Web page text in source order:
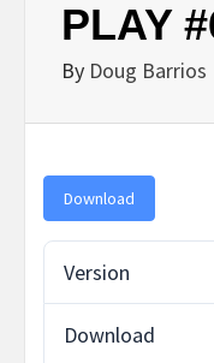
PLAY
By Doug Barrios
Download
Version
Download